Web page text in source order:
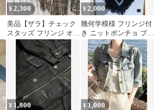
¥2,300
美品【ザラ】チェック
スタッズ フリンジ オー
バーサイズシャツジャ
ケット
¥2,000
幾何学模様 フリンジ付
き ニットポンチョ ブラ
ック
¥ 1,800 ¥ 1,000